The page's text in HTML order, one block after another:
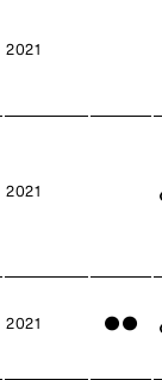
2021
2021
2021 ● ●